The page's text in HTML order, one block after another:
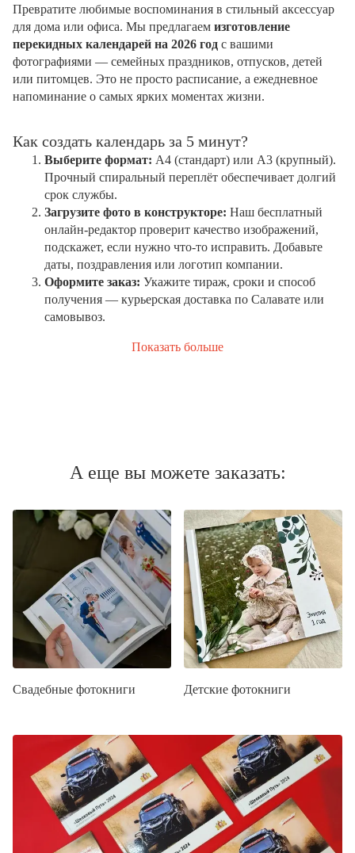
Превратите любимые воспоминания в стильный аксессуар
для дома или офиса. Мы предлагаем изготовление
перекидных календарей на 2026 год с вашими
фотографиями — семейных праздников, отпусков, детей
или питомцев. Это не просто расписание, а ежедневное
напоминание о самых ярких моментах жизни.
Как создать календарь за 5 минут?
Выберите формат: А4 (стандарт) или А3 (крупный).
Прочный спиральный переплёт обеспечивает долгий
срок службы.
Загрузите фото в конструкторе: Наш бесплатный
онлайн-редактор проверит качество изображений,
подскажет, если нужно что-то исправить. Добавьте
даты, поздравления или логотип компании.
Оформите заказ: Укажите тираж, сроки и способ
получения — курьерская доставка по Салавате или
самовывоз.
Показать больше
А еще вы можете заказать:
Свадебные фотокниги Детские фотокниги